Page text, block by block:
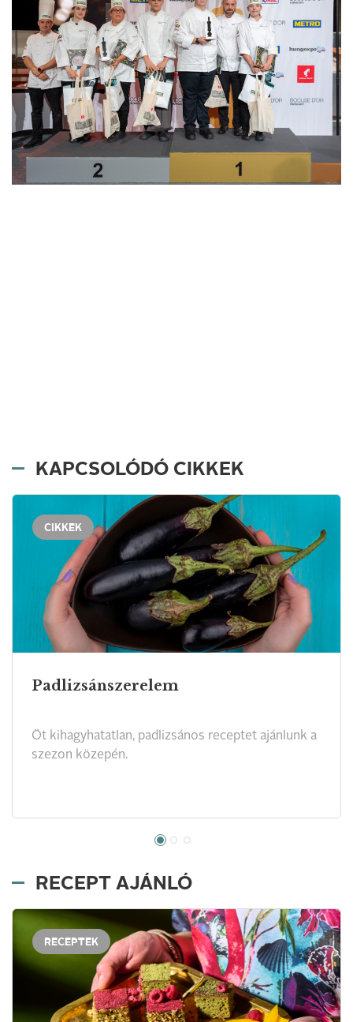
KAPCSOLÓDÓ CIKKEK
CIKKEK
Padlizsánszerelem
Öt kihagyhatatlan, padlizsános receptet ajánlunk a
szezon közepén.
RECEPT AJÁNLÓ
RECEPTEK